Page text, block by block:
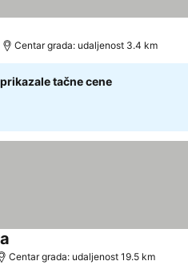
cene
Centar grada: udaljenost 3.4 km
tačne cene
Centar grada: udaljenost 19.5 km